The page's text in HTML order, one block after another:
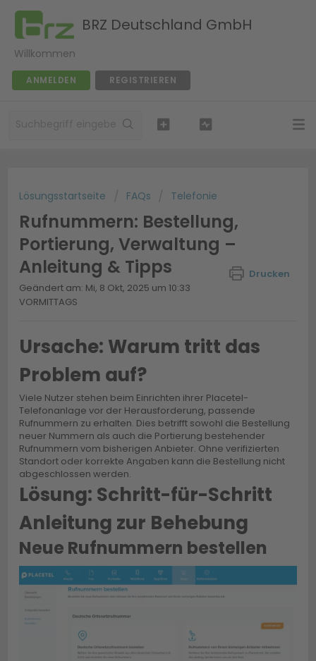
BRZ Deutschland GmbH
Willkommen
ANMELDEN REGISTRIEREN
Lösungsstartseite FAQs Telefonie
Rufnummern: Bestellung,
Portierung, Verwaltung –
Anleitung & Tipps
Drucken
Geändert am: Mi, 8 Okt, 2025 um 10:33
VORMITTAGS
Ursache: Warum tritt das
Problem auf?
Viele Nutzer stehen beim Einrichten ihrer Placetel-
Telefonanlage vor der Herausforderung, passende
Rufnummern zu erhalten. Dies betrifft sowohl die Bestellung
neuer Nummern als auch die Portierung bestehender
Rufnummern vom bisherigen Anbieter. Ohne verifizierten
Standort oder korrekte Angaben kann die Bestellung nicht
abgeschlossen werden.
Lösung: Schritt-für-Schritt
Anleitung zur Behebung
Neue Rufnummern bestellen